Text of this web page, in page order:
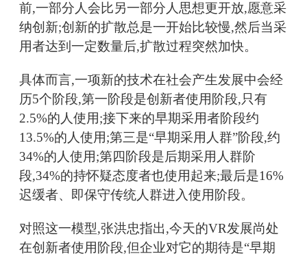
前,一部分人会比另一部分人思想更开放,愿意采
纳创新;创新的扩散总是一开始比较慢,然后当采
用者达到一定数量后,扩散过程突然加快。
具体而言,一项新的技术在社会产生发展中会经
历5个阶段,第一阶段是创新者使用阶段,只有
2.5%的人使用;接下来的早期采用者阶段约
13.5%的人使用;第三是“早期采用人群”阶段,约
34%的人使用;第四阶段是后期采用人群阶
段,34%的持怀疑态度者也使用起来;最后是16%
迟缓者、即保守传统人群进入使用阶段。
对照这一模型,张洪忠指出,今天的VR发展尚处
在创新者使用阶段,但企业对它的期待是“早期